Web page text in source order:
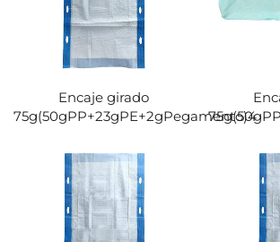
Encaje girado
75g(50gPP+23gPE+2gPegamento)4